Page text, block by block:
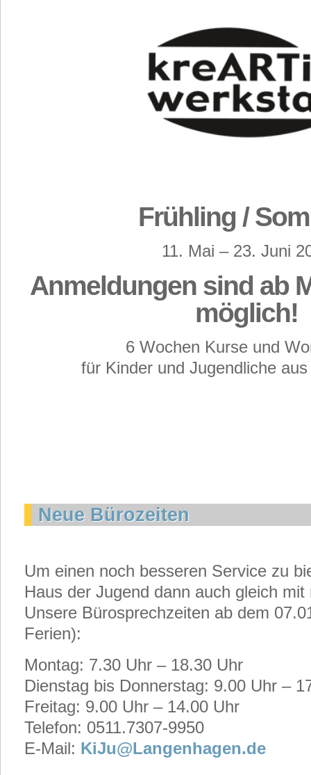
Frühling /
11. Mai – 23. Juni
Anmeldungen sind ab
möglich!
6 Wochen Kurse und
für Kinder und Jugendliche
Neue Bürozeiten
Um einen noch besseren Service zu
Haus der Jugend dann auch gleich
Unsere Bürosprechzeiten ab dem
Ferien):
Montag: 7.30 Uhr – 18.30 Uhr
Dienstag bis Donnerstag: 9.00 Uhr –
Freitag: 9.00 Uhr – 14.00 Uhr
Telefon: 0511.7307-9950
E-Mail: KiJu@Langenhagen.de